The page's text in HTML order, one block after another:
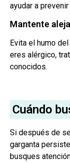
ayudar a
Mantente
Evita el humo
eres alérgico,
conocidos.
Cuándo
Si después de
garganta
busques